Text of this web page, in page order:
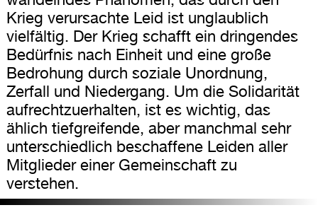
Krieg verursachte Leid ist unglaublich
vielfältig. Der Krieg schafft ein dringendes
Bedürfnis nach Einheit und eine große
Bedrohung durch soziale Unordnung,
Zerfall und Niedergang. Um die Solidarität
aufrechtzuerhalten, ist es wichtig, das
ählich tiefgreifende, aber manchmal sehr
unterschiedlich beschaffene Leiden aller
Mitglieder einer Gemeinschaft zu
verstehen.